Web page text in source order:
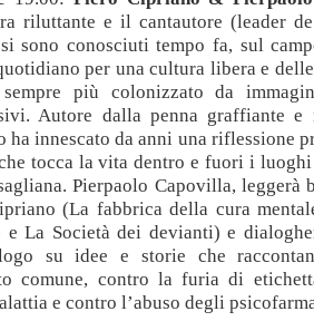
riluttante e il cantautore (leader
sono conosciuti tempo fa, sul
per una cultura libera e
sempre più colonizzato da
Autore dalla penna graffiante e
ha innescato da anni una riflessione
tocca la vita dentro e fuori i luoghi
Pierpaolo Capovilla,
(La fabbrica della cura
e La Società dei devianti) e
su idee e storie che
comune, contro la furia di
e contro l’abuso degli